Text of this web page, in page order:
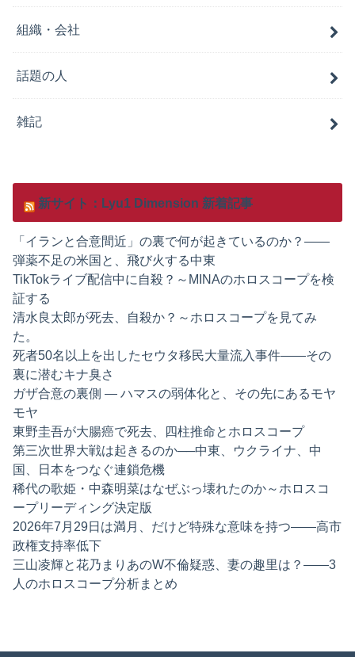
組織・会社
話題の人
雑記
新サイト：Lyu1 Dimension 新着記事
「イランと合意間近」の裏で何が起きているのか？——
弾薬不足の米国と、飛び火する中東
TikTokライブ配信中に自殺？～MINAのホロスコープを検
証する
清水良太郎が死去、自殺か？～ホロスコープを見てみ
た。
死者50名以上を出したセウタ移民大量流入事件——その
裏に潜むキナ臭さ
ガザ合意の裏側 ― ハマスの弱体化と、その先にあるモヤ
モヤ
東野圭吾が大腸癌で死去、四柱推命とホロスコープ
第三次世界大戦は起きるのか──中東、ウクライナ、中
国、日本をつなぐ連鎖危機
稀代の歌姫・中森明菜はなぜぶっ壊れたのか～ホロスコ
ープリーディング決定版
2026年7月29日は満月、だけど特殊な意味を持つ——高市
政権支持率低下
三山凌輝と花乃まりあのW不倫疑惑、妻の趣里は？——3
人のホロスコープ分析まとめ